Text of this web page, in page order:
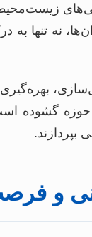
نه تنها به
گشوده
بپردازند.
و